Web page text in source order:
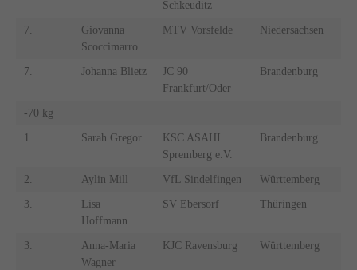
Schkeuditz
7.
Giovanna
Scoccimarro
MTV Vorsfelde Niedersachsen
7. Johanna Blietz
JC 90
Frankfurt/Oder
Brandenburg
-70 kg
1. Sarah Gregor
KSC ASAHI
Spremberg e.V.
Brandenburg
2. Aylin Mill VfL Sindelfingen Württemberg
3.
Lisa
Hoffmann
SV Ebersorf Thüringen
3.
Anna-Maria
Wagner
KJC Ravensburg Württemberg